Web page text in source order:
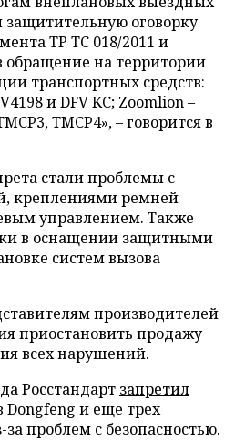
оговорку
ТР ТС 018/2011 и
обращение на территории
транспортных средств:
и DFV KC; Zoomlion –
TMCP4», – говорится в
стали проблемы с
креплениями ремней
управлением. Также
в оснащении защитными
систем вызова
производителей
приостановить продажу
всех нарушений.
Росстандарт запретил
Dongfeng и еще трех
проблем с безопасностью.